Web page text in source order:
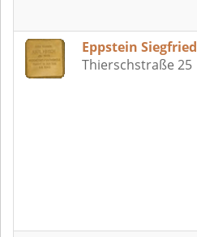
Eppstein Siegfried
Thierschstraße 25